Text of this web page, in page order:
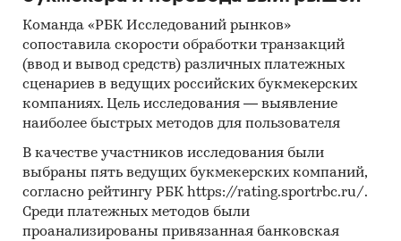
Прогноз ГидМаркет. Современные
статистические методы прогнозирования с
поправкой на мнение экспертов.
IT и телекоммуникации / Доступ в
Интернет
IT и телекоммуникации
Россия
Пандемия
Команда «РБК Исследований рынков»
сопоставила скорости обработки транзакций
(ввод и вывод средств) различных платежных
сценариев в ведущих российских букмекерских
компаниях. Цель исследования — выявление
наиболее быстрых методов для пользователя
В качестве участников исследования были
выбраны пять ведущих букмекерских компаний,
согласно рейтингу РБК https://rating.sportrbc.ru/.
Среди платежных методов были
проанализированы привязанная банковская